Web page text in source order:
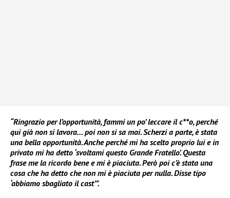
“Ringrazio per l’opportunità, fammi un po’ leccare il c**o, perché
qui già non si lavora… poi non si sa mai. Scherzi a parte, è stata
una bella opportunità. Anche perché mi ha scelto proprio lui e in
privato mi ha detto ‘svoltami questo Grande Fratello’. Questa
frase me la ricordo bene e mi è piaciuta. Però poi c’è stata una
cosa che ha detto che non mi è piaciuta per nulla. Disse tipo
‘abbiamo sbagliato il cast’”.